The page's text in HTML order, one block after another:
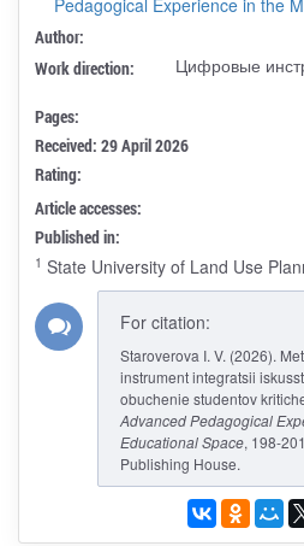
Author:
Work direction:
Цифровые
Pages:
Received: 29 April 2026
Rating:
Article accesses:
Published in:
1 State University of Land Use
For citation:
Staroverova I. V. (2026).
instrument integratsii
obuchenie studentov
Advanced Pedagogical
Educational Space, 198-
Publishing House.